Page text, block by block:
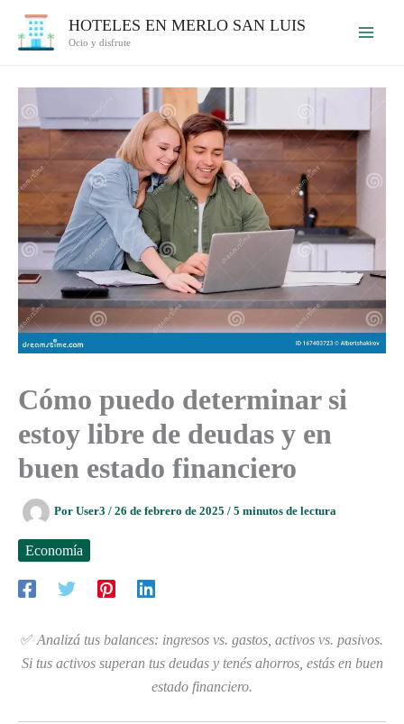
HOTELES EN MERLO SAN LUIS
Ocio y disfrute
Cómo puedo determinar si
estoy libre de deudas y en
buen estado financiero
Por User3 / 26 de febrero de 2025 / 5 minutos de lectura
Economía
✅ Analizá tus balances: ingresos vs. gastos, activos vs. pasivos.
Si tus activos superan tus deudas y tenés ahorros, estás en buen
estado financiero.